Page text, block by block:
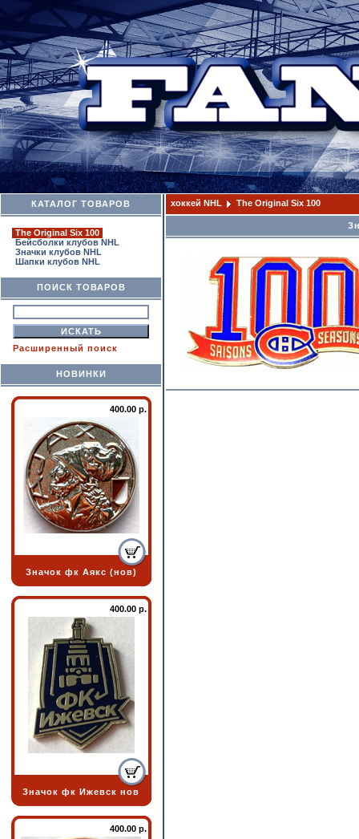
КАТАЛОГ ТОВАРОВ
The Original Six 100
Бейсболки клубов NHL
Значки клубов NHL
Шапки клубов NHL
ПОИСК ТОВАРОВ
Расширенный поиск
НОВИНКИ
400.00 р.
Значок фк Аякс (нов)
400.00 р.
Значок фк Ижевск нов
400.00 р.
хоккей NHL The Original Six 100